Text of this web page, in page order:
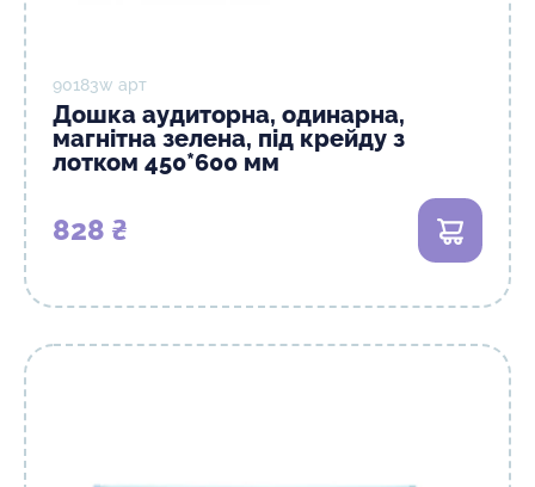
90183w арт
Дошка аудиторна, одинарна,
магнітна зелена, під крейду з
лотком 450*600 мм
828 ₴